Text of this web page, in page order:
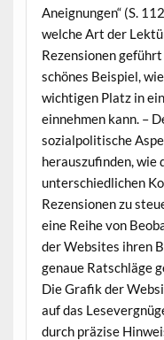
Aneignungen“ (S.
welche Art der
Rezensionen
schönes Beispiel,
wichtigen Platz in
einnehmen kann. –
sozialpolitische
herauszufinden,
unterschiedlichen
Rezensionen zu
eine Reihe von
der Websites ihren
genaue Ratschläge
Die Grafik der
auf das
durch präzise